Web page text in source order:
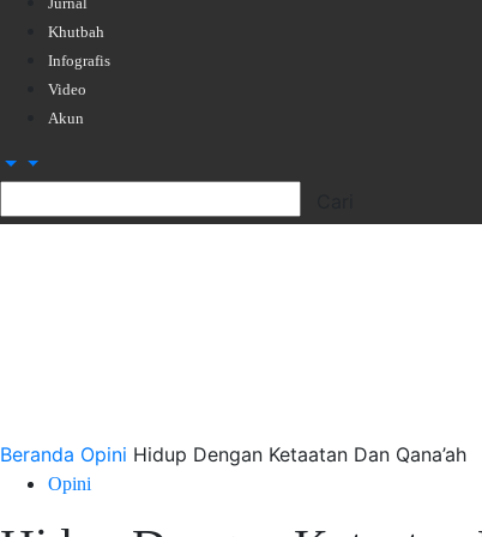
Khutbah
Infografis
Video
Akun
Beranda Opini Hidup Dengan Ketaatan Dan Qana’ah
Opini